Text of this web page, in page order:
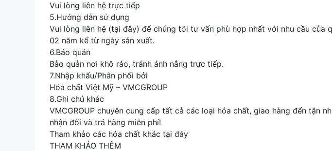
Vui lòng liên hệ trực tiếp
5.Hướng dẫn sử dụng
Vui lòng liên hệ (tại đây) để chúng tôi tư vấn phù hợp nhất với nhu cầu của
02 năm kể từ ngày sản xuất.
6.Bảo quản
Bảo quản nơi khô ráo, tránh ánh nắng trực tiếp.
7.Nhập khẩu/Phân phối bởi
Hóa chất Việt Mỹ – VMCGROUP
8.Ghi chú khác
VMCGROUP chuyên cung cấp tất cả các loại hóa chất, giao hàng đến
nhận đổi và trả hàng miễn phí!
Tham khảo các hóa chất khác tại đây
THAM KHẢO THÊM